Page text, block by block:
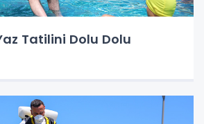
Tatilini Dolu Dolu